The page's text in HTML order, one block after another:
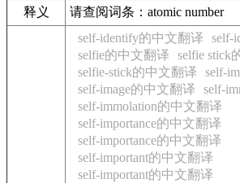
释义
请查阅词条：atomic number
self-identify的中文翻译
self-
selfie的中文翻译
selfie stick
selfie-stick的中文翻译
self-
self-image的中文翻译
self-
self-immolation的中文翻译
self-importance的中文翻译
self-importance的中文翻译
self-important的中文翻译
self-important的中文翻译